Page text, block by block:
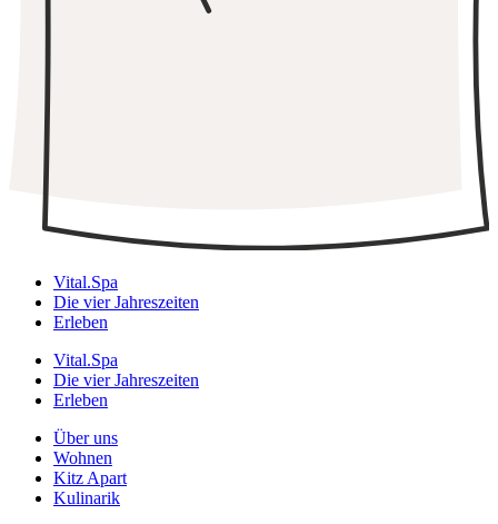
Vital.Spa
Die vier Jahreszeiten
Erleben
Vital.Spa
Die vier Jahreszeiten
Erleben
Über uns
Wohnen
Kitz Apart
Kulinarik